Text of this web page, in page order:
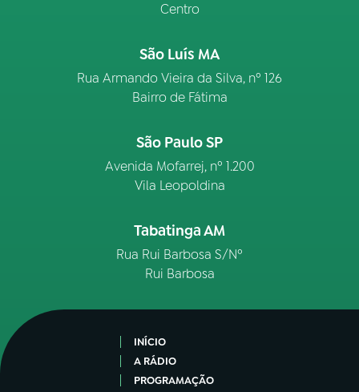
Centro
São Luís MA
Rua Armando Vieira da Silva, nº 126
Bairro de Fátima
São Paulo SP
Avenida Mofarrej, nº 1.200
Vila Leopoldina
Tabatinga AM
Rua Rui Barbosa S/Nº
Rui Barbosa
INÍCIO
A RÁDIO
PROGRAMAÇÃO